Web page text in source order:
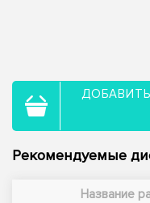
Рекомендуемые
Название